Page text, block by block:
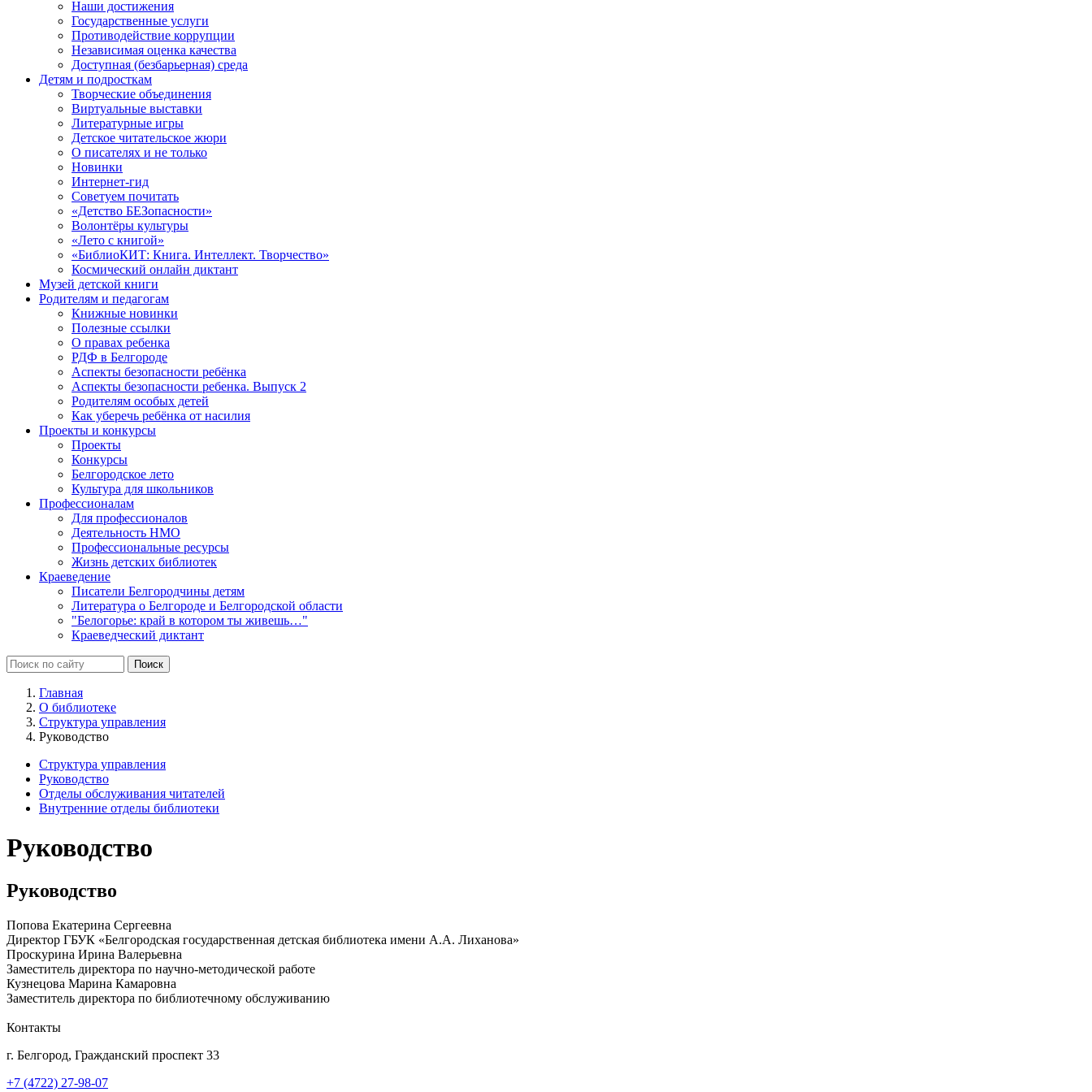
Наши достижения
Государственные услуги
Противодействие коррупции
Независимая оценка качества
Доступная (безбарьерная) среда
Детям и подросткам
Творческие объединения
Виртуальные выставки
Литературные игры
Детское читательское жюри
О писателях и не только
Новинки
Интернет-гид
Советуем почитать
«Детство БЕЗопасности»
Волонтёры культуры
«Лето с книгой»
«БиблиоКИТ: Книга. Интеллект. Творчество»
Космический онлайн диктант
Музей детской книги
Родителям и педагогам
Книжные новинки
Полезные ссылки
О правах ребенка
РДФ в Белгороде
Аспекты безопасности ребёнка
Аспекты безопасности ребенка. Выпуск 2
Родителям особых детей
Как уберечь ребёнка от насилия
Проекты и конкурсы
Проекты
Конкурсы
Белгородское лето
Культура для школьников
Профессионалам
Для профессионалов
Деятельность НМО
Профессиональные ресурсы
Жизнь детских библиотек
Краеведение
Писатели Белгородчины детям
Литература о Белгороде и Белгородской области
"Белогорье: край в котором ты живешь…"
Краеведческий диктант
Главная
О библиотеке
Структура управления
Руководство
Структура управления
Руководство
Отделы обслуживания читателей
Внутренние отделы библиотеки
Руководство
Руководство
Попова Екатерина Сергеевна
Директор ГБУК «Белгородская государственная детская библиотека имени А.А. Лиханова»
Проскурина Ирина Валерьевна
Заместитель директора по научно-методической работе
Кузнецова Марина Камаровна
Заместитель директора по библиотечному обслуживанию
Контакты
г. Белгород, Гражданский проспект 33
+7 (4722) 27-98-07